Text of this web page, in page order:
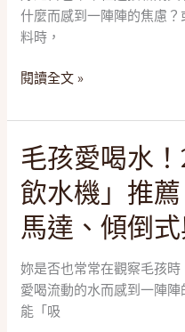
負
離
子、
循
安
撫
設
計
什麼而感到一陣陣的焦慮
料時，
健
康！
2025
五
款
飼
料」
推
薦，
一
篇
搞
懂
閱讀全文 »
毛孩愛喝水
飲水機」推
馬達、傾倒
妳是否也常常在觀察毛孩
愛喝流動的水而感到一陣
能「吸
毛
孩
愛
喝
水！
五
款
「寵